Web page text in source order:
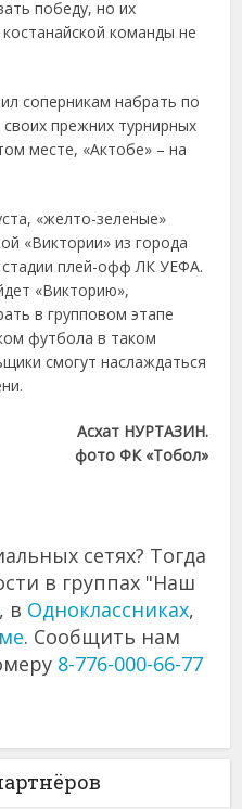
победу, но их
команды не
соперникам набрать по
прежних турнирных
месте, «Актобе» – на
«желто-зеленые»
«Виктории» из города
плей-офф ЛК УЕФА.
«Викторию»,
в групповом этапе
футбола в таком
смогут наслаждаться
Асхат НУРТАЗИН.
фото ФК «Тобол»
сетях? Тогда
в группах "Наш
, в Одноклассниках,
. Сообщить нам
8-776-000-66-77